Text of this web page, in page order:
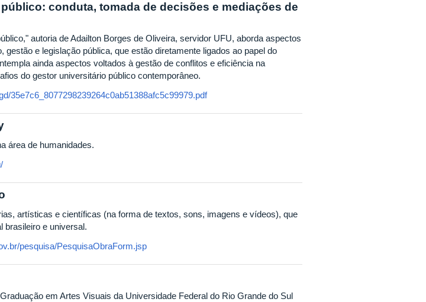
conduta, tomada de decisões e mediações de
autoria de Adailton Borges de Oliveira, servidor UFU, aborda aspectos
gestão e legislação pública, que estão diretamente ligados ao papel do
ainda aspectos voltados à gestão de conflitos e eficiência na
do gestor universitário público contemporâneo.
35e7c6_8077298239264c0ab51388afc5c99979.pdf
área de humanidades.
artísticas e científicas (na forma de textos, sons, imagens e vídeos), que
brasileiro e universal.
pesquisa/PesquisaObraForm.jsp
em Artes Visuais da Universidade Federal do Rio Grande do Sul